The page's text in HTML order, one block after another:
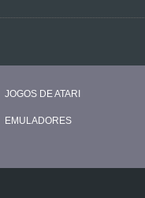
JOGOS DE ATARI
EMULADORES